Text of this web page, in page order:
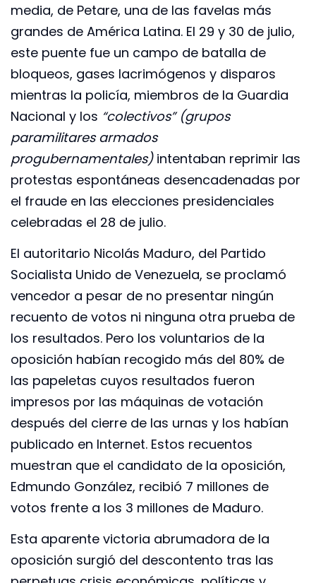
media, de Petare, una de las favelas más
grandes de América Latina. El 29 y 30 de julio,
este puente fue un campo de batalla de
bloqueos, gases lacrimógenos y disparos
mientras la policía, miembros de la Guardia
Nacional y los “colectivos” (grupos
paramilitares armados
progubernamentales)intentaban reprimir las
protestas espontáneas desencadenadas por
el fraude en las elecciones presidenciales
celebradas el 28 de julio.
El autoritario Nicolás Maduro, del Partido
Socialista Unido de Venezuela, se proclamó
vencedor a pesar de no presentar ningún
recuento de votos ni ninguna otra prueba de
los resultados. Pero los voluntarios de la
oposición habían recogido más del 80% de
las papeletas cuyos resultados fueron
impresos por las máquinas de votación
después del cierre de las urnas y los habían
publicado en Internet. Estos recuentos
muestran que el candidato de la oposición,
Edmundo González, recibió 7 millones de
votos frente a los 3 millones de Maduro.
Esta aparente victoria abrumadora de la
oposición surgió del descontento tras las